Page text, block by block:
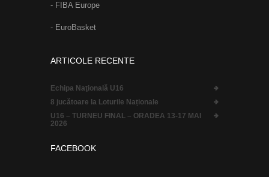
- FIBA Europe
- EuroBasket
ARTICOLE RECENTE
Echipa Naţională U16
8 jucătoare la Loturile Naționale
U16 – TURNEU FINAL – ORADEA 13-17 MAI
2026
FACEBOOK